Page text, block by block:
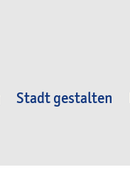
Stadt gestalten